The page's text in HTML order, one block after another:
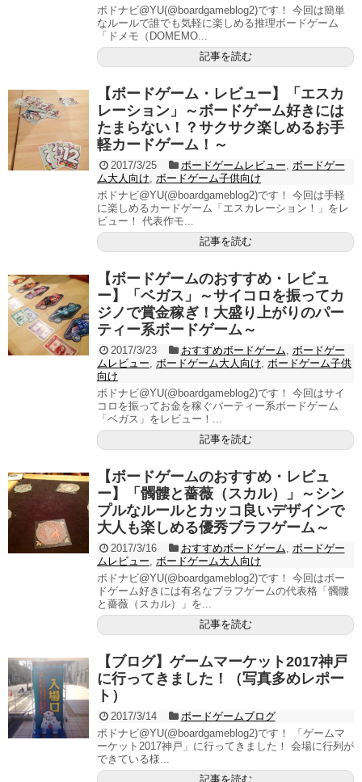
ボドナビ@YU(@boardgameblog2)です！ 今回は簡単
なルールで誰でも気軽に楽しめる推理ボードゲーム
「ドメモ（DOMEMO...
記事を読む
【ボードゲーム・レビュー】「エスカ
レーション」～ボードゲーム好きには
たまらない！？サクサク楽しめるお手
軽カードゲーム！～
2017/3/25 ボードゲームレビュー
ボードゲー
ム大人向け
ボードゲーム子供向け
ボドナビ@YU(@boardgameblog2)です！ 今回は手軽
に楽しめるカードゲーム「エスカレーション！」をレ
ビュー！ 代表作モ...
記事を読む
【ボードゲームのおすすめ・レビュ
ー】「ベガス」～サイコロを振ってカ
ジノで賞金稼ぎ！大盛り上がりのパー
ティー系ボードゲーム～
2017/3/23 おすすめボードゲーム
ボードゲー
ムレビュー
ボードゲーム大人向け
ボードゲーム子供
向け
ボドナビ@YU(@boardgameblog2)です！ 今回はサイ
コロを振ってお金を稼ぐパーティー系ボードゲーム
「ベガス」をレビュー！...
記事を読む
【ボードゲームのおすすめ・レビュ
ー】「髑髏と薔薇（スカル）」～シン
プルなルールとカッコ良いデザインで
大人も楽しめる優秀ブラフゲーム～
2017/3/16 おすすめボードゲーム
ボードゲー
ムレビュー
ボードゲーム大人向け
ボドナビ@YU(@boardgameblog2)です！ 今回はボー
ドゲーム好きには有名なブラフゲームの代表格「髑髏
と薔薇（スカル）」を...
記事を読む
【ブログ】ゲームマーケット2017神戸
に行ってきました！（写真多めレポー
ト）
2017/3/14
ボードゲームブログ
ボドナビ@YU(@boardgameblog2)です！ 「ゲームマ
ーケット2017神戸」に行ってきました！ 会場に行列が
できている様...
記事を読む